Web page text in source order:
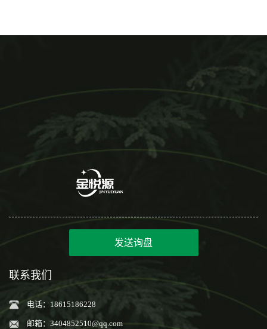
发送询盘
联系我们
电话：18615186228
邮箱： 3404852510@qq.com